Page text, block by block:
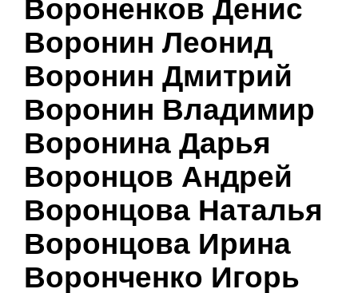
Вороненков Денис
Воронин Леонид
Воронин Дмитрий
Воронин Владимир
Воронина Дарья
Воронцов Андрей
Воронцова Наталья
Воронцова Ирина
Воронченко Игорь